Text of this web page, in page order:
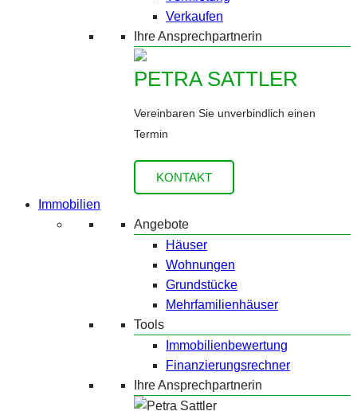
Verkaufen
Ihre Ansprechpartnerin
PETRA SATTLER
Vereinbaren Sie unverbindlich einen
Termin
KONTAKT
Immobilien
Angebote
Häuser
Wohnungen
Grundstücke
Mehrfamilienhäuser
Tools
Immobilienbewertung
Finanzierungsrechner
Ihre Ansprechpartnerin